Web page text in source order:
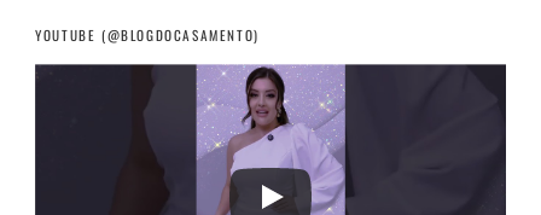
YOUTUBE (@BLOGDOCASAMENTO)